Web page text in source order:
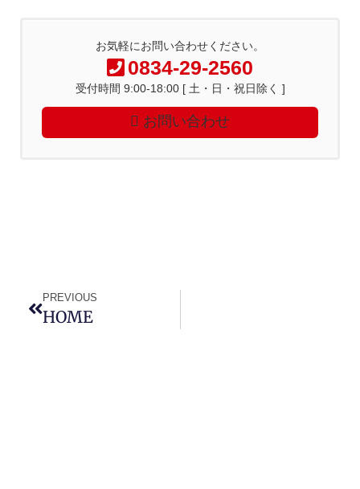
お気軽にお問い合わせください。
0834-29-2560
受付時間 9:00-18:00 [ 土・日・祝日除く ]
お問い合わせ
PREVIOUS
HOME